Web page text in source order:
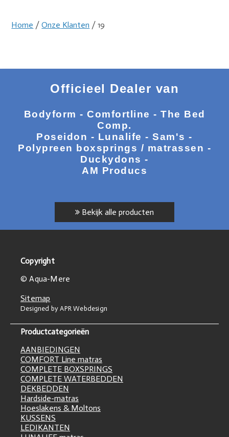
Home /Onze Klanten / 19
Officieel Dealer van
Bodyform - Comfortline - The Bed
Comp.
Poseidon - Lunalife - Sam's -
Polypreen boxsprings / matrassen -
Duckydons -
AM Producs
Bekijk alle producten
Copyright
© Aqua-Mere
Sitemap
Designed by APR Webdesign
Productcategorieën
AANBIEDINGEN
COMFORT Line matras
COMPLETE BOXSPRINGS
COMPLETE WATERBEDDEN
DEKBEDDEN
Hardside-matras
Hoeslakens & Moltons
KUSSENS
LEDIKANTEN